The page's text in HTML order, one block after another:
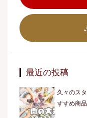
最近の投稿
久々のス
すすめ商